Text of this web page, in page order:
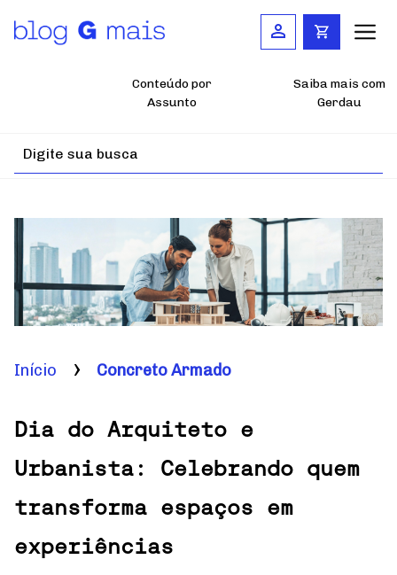
para
conteúdo
Conteúdo por
Assunto
Saiba mais com
Gerdau
Início Concreto Armado
Dia do Arquiteto e
Urbanista: Celebrando quem
transforma espaços em
experiências